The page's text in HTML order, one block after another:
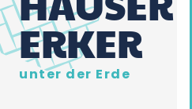
ERKER
unter der Erde